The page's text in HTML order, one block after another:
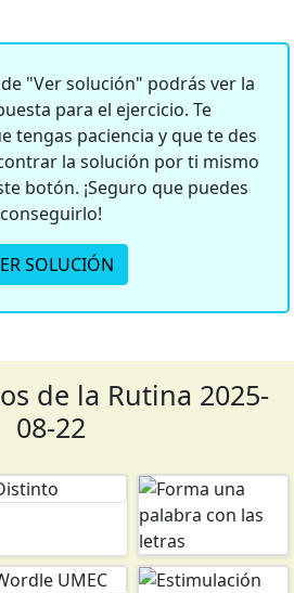
"Ver solución" podrás ver la
para el ejercicio. Te
tengas paciencia y que te des
la solución por ti mismo
botón. ¡Seguro que puedes
conseguirlo!
SOLUCIÓN
de la Rutina 2025-
08-22